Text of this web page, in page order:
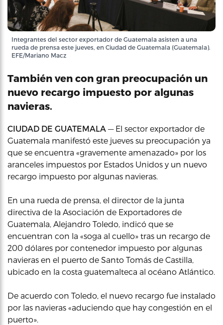
Integrantes del sector exportador de Guatemala asisten a una
rueda de prensa este jueves, en Ciudad de Guatemala (Guatemala).
EFE/Mariano Macz
También ven con gran preocupación un
nuevo recargo impuesto por algunas
navieras.
CIUDAD DE GUATEMALA — El sector exportador de
Guatemala manifestó este jueves su preocupación ya
que se encuentra «gravemente amenazado» por los
aranceles impuestos por Estados Unidos y un nuevo
recargo impuesto por algunas navieras.
En una rueda de prensa, el director de la junta
directiva de la Asociación de Exportadores de
Guatemala, Alejandro Toledo, indicó que se
encuentran con la «soga al cuello» tras un recargo de
200 dólares por contenedor impuesto por algunas
navieras en el puerto de Santo Tomás de Castilla,
ubicado en la costa guatemalteca al océano Atlántico.
De acuerdo con Toledo, el nuevo recargo fue instalado
por las navieras «aduciendo que hay congestión en el
puerto».